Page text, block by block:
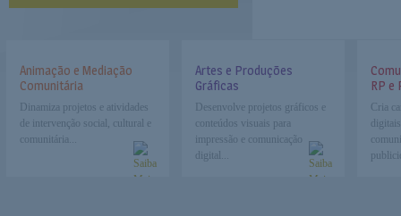
Animação e Mediação
Comunitária
Dinamiza projetos e atividades
de intervenção social, cultural e
comunitária...
Artes e Produções
Gráficas
Desenvolve projetos gráficos e
conteúdos visuais para
impressão e comunicação
digital...
RP e
Cria